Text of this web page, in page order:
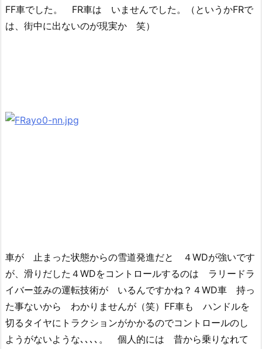
FF車でした。 FR車は いませんでした。（というかFRで
は、街中に出ないのが現実か 笑）
車が 止まった状態からの雪道発進だと ４WDが強いです
が、滑りだした４WDをコントロールするのは ラリードラ
イバー並みの運転技術が いるんですかね？４WD車 持っ
た事ないから わかりませんが（笑）FF車も ハンドルを
切るタイヤにトラクションがかかるのでコントロールのし
ようがないような､､､､。 個人的には 昔から乗りなれて